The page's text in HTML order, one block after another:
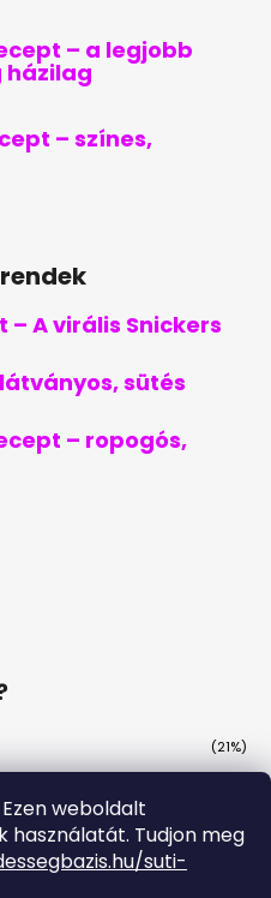
weboldalt
használatát. Tudjon meg
suti-
– a legjobb
házilag
– színes,
A virális Snickers
sütés
– ropogós,
(21%)
(29%)